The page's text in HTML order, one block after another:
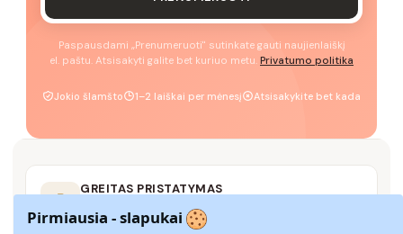
Paspausdami „Prenumeruoti" sutinkate gauti naujienlaiškį
el. paštu. Atsisakyti galite bet kuriuo metu. Privatumo politika
Jokio šlamšto 1–2 laiškai per mėnesį Atsisakykite bet kada
GREITAS PRISTATYMAS
Pirmiausia - slapukai